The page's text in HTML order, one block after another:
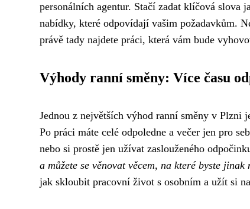
personálních agentur. Stačí zadat klíčová slova
nabídky, které odpovídají vašim požadavkům.
právě tady najdete práci, která vám bude
Výhody ranní směny: Více času
Jednou z největších výhod ranní směny v Plzni
Po práci máte celé odpoledne a večer jen pro
nebo si prostě jen užívat zaslouženého
a můžete se věnovat věcem, na které byste jinak
jak skloubit pracovní život s osobním a užít si